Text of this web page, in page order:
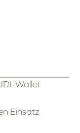
Wallet
Einsatz